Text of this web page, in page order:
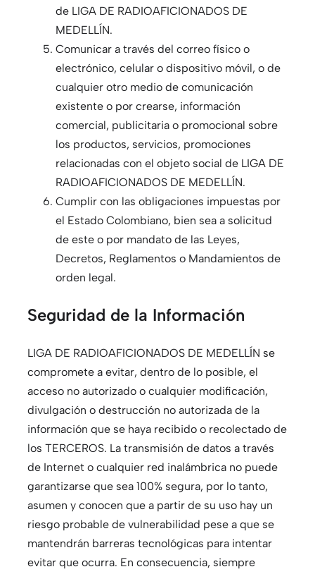
de LIGA DE RADIOAFICIONADOS DE
MEDELLÍN.
Comunicar a través del correo físico o
electrónico, celular o dispositivo móvil, o de
cualquier otro medio de comunicación
existente o por crearse, información
comercial, publicitaria o promocional sobre
los productos, servicios, promociones
relacionadas con el objeto social de LIGA DE
RADIOAFICIONADOS DE MEDELLÍN.
Cumplir con las obligaciones impuestas por
el Estado Colombiano, bien sea a solicitud
de este o por mandato de las Leyes,
Decretos, Reglamentos o Mandamientos de
orden legal.
Seguridad de la Información
LIGA DE RADIOAFICIONADOS DE MEDELLÍN se
compromete a evitar, dentro de lo posible, el
acceso no autorizado o cualquier modificación,
divulgación o destrucción no autorizada de la
información que se haya recibido o recolectado de
los TERCEROS. La transmisión de datos a través
de Internet o cualquier red inalámbrica no puede
garantizarse que sea 100% segura, por lo tanto,
asumen y conocen que a partir de su uso hay un
riesgo probable de vulnerabilidad pese a que se
mantendrán barreras tecnológicas para intentar
evitar que ocurra. En consecuencia, siempre